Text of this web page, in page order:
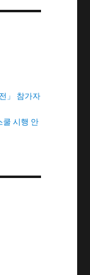
」 참가자
시행 안